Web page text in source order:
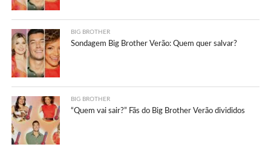
BIG BROTHER
Sondagem Big Brother Verão: Quem quer salvar?
BIG BROTHER
“Quem vai sair?” Fãs do Big Brother Verão divididos